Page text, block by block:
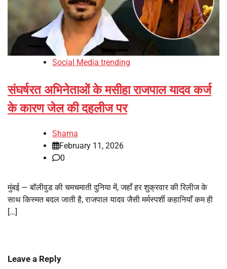
Social Media trending
संघर्षरत अभिनेताओं के मसीहा राजपाल यादव कर्ज
के कारण जेल की दहलीज पर
Shama
February 11, 2026
0
मुंबई — बॉलीवुड की चमचमाती दुनिया में, जहाँ हर शुक्रवार की रिलीज के
साथ किस्मत बदल जाती है, राजपाल यादव जैसी मर्मस्पर्शी कहानियाँ कम ही
[…]
Leave a Reply